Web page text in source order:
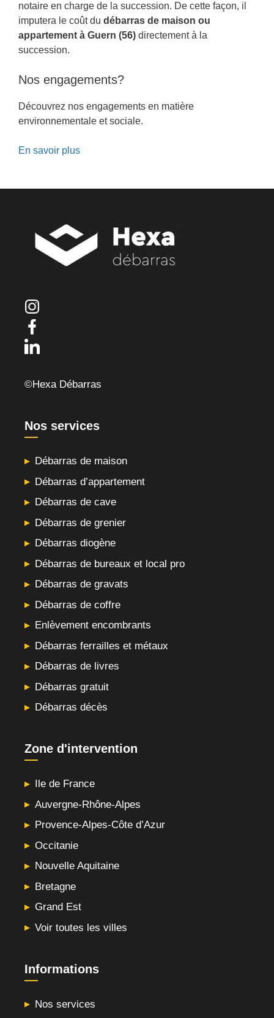
notaire en charge de la succession. De cette façon, il
imputera le coût du débarras de maison ou
appartement à Guern (56) directement à la
succession.
Nos engagements?
Découvrez nos engagements en matière
environnementale et sociale.
En savoir plus
©Hexa Débarras
Nos services
Débarras de maison
Débarras d’appartement
Débarras de cave
Débarras de grenier
Débarras diogène
Débarras de bureaux et local pro
Débarras de gravats
Débarras de coffre
Enlèvement encombrants
Débarras ferrailles et métaux
Débarras de livres
Débarras gratuit
Débarras décès
Zone d'intervention
Ile de France
Auvergne-Rhône-Alpes
Provence-Alpes-Côte d’Azur
Occitanie
Nouvelle Aquitaine
Bretagne
Grand Est
Voir toutes les villes
Informations
Nos services